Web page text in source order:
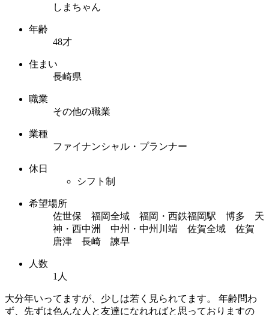
しまちゃん
年齢
48才
住まい
長崎県
職業
その他の職業
業種
ファイナンシャル・プランナー
休日
シフト制
希望場所
佐世保 福岡全域 福岡・西鉄福岡駅 博多 天
神・西中洲 中州・中州川端 佐賀全域 佐賀
唐津 長崎 諫早
人数
1人
大分年いってますが、少しは若く見られてます。 年齢問わ
ず、先ずは色んな人と友達になれればと思っておりますの